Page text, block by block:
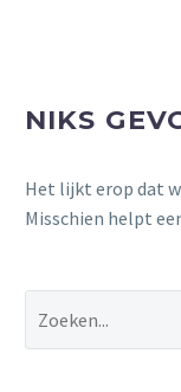
NIKS
Het lijkt erop dat
Misschien helpt